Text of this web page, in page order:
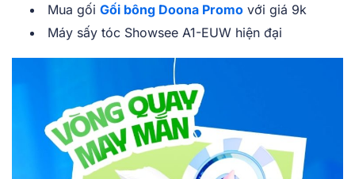
Mua gối Gối bông Doona Promo với giá 9k
Máy sấy tóc Showsee A1-EUW hiện đại